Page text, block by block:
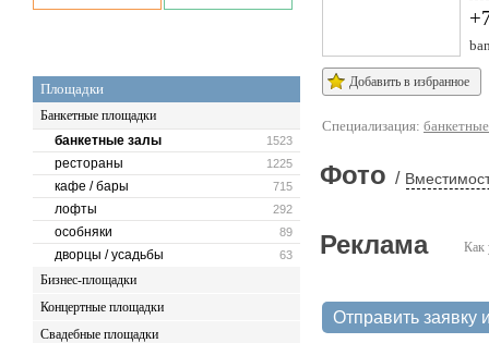
Площадки
Банкетные площадки
1523
банкетные залы
1225
рестораны
715
кафе / бары
292
лофты
89
особняки
63
дворцы / усадьбы
Бизнес-площадки
Концертные площадки
Свадебные площадки
Добавить в избранное
Специализация:
Фото /
Как
Реклама
Отправить заявку